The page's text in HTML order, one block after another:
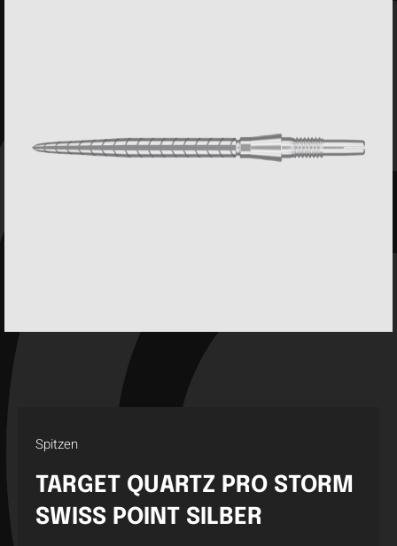
Spitzen
TARGET QUARTZ PRO STORM
SWISS POINT SILBER